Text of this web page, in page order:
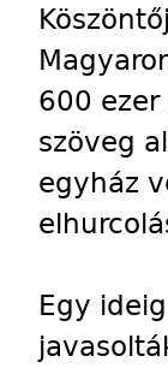
600 ezer
szöveg
egyház
Egy